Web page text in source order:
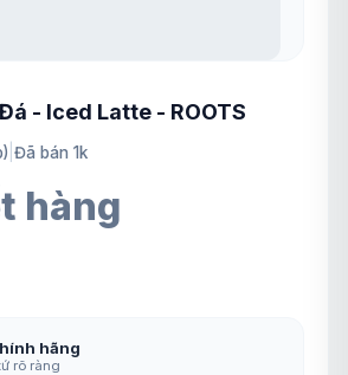
- Iced Latte - ROOTS
Đã bán 1k
hàng
hãng
rõ ràng